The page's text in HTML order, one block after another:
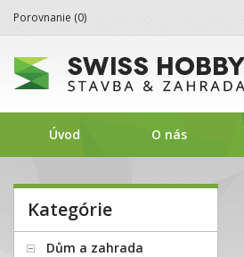
Kategórie
Dům a zahrada
Porovnanie (0)
Úvod O nás